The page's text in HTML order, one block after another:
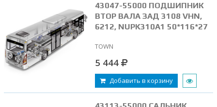
43047-55000 ПОДШИПНИК
ВТОР ВАЛА ЗАД 3108 VHN,
6212, NUPK310A1 50*116*27
TOWN
5 444
Добавить в корзину